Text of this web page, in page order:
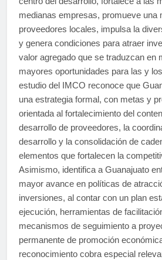
medianas empresas, promueve una
proveedores locales, impulsa la
y genera condiciones para atraer
valor agregado que se traduzcan en
mayores oportunidades para las y
estudio del IMCO reconoce que
una estrategia formal, con metas y
orientada al fortalecimiento del
desarrollo de proveedores, la
desarrollo y la consolidación de
elementos que fortalecen la
Asimismo, identifica a Guanajuato
mayor avance en políticas de
inversiones, al contar con un plan
ejecución, herramientas de
mecanismos de seguimiento a
permanente de promoción
reconocimiento cobra especial